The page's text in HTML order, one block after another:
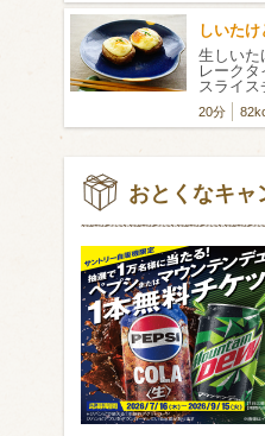
生しいた
レーク
スライス
20分
おとくなキャ